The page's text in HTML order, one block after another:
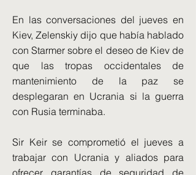
En las conversaciones del jueves en
Kiev, Zelenskiy dijo que había hablado
con Starmer sobre el deseo de Kiev de
que las tropas occidentales de
mantenimiento de la paz se
desplegaran en Ucrania si la guerra
con Rusia terminaba.
Sir Keir se comprometió el jueves a
trabajar con Ucrania y aliados para
ofrecer garantías de seguridad de